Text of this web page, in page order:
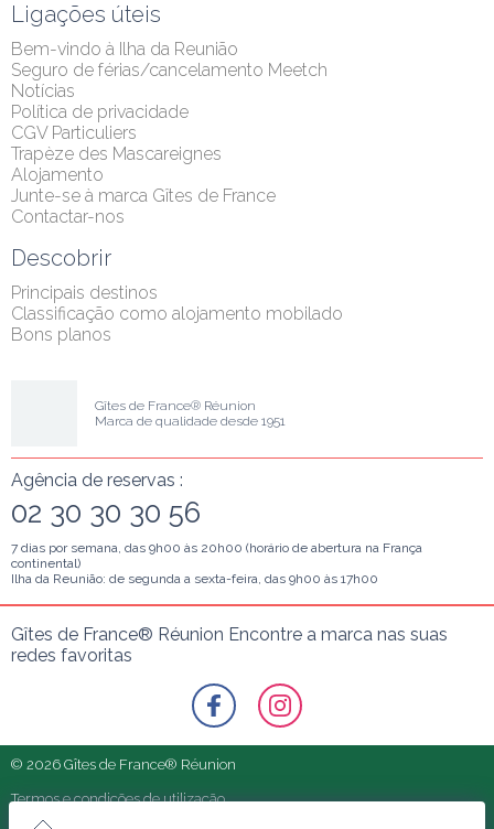
Ligações úteis
Bem-vindo à Ilha da Reunião
Seguro de férias/cancelamento Meetch
Notícias
Política de privacidade
CGV Particuliers
Trapèze des Mascareignes
Alojamento
Junte-se à marca Gîtes de France
Contactar-nos
Descobrir
Principais destinos
Classificação como alojamento mobilado
Bons planos
Gîtes de France® Réunion
Marca de qualidade desde 1951
Agência de reservas :
02 30 30 30 56
7 dias por semana, das 9h00 às 20h00 (horário de abertura na França
continental)
Ilha da Reunião: de segunda a sexta-feira, das 9h00 às 17h00
Gîtes de France® Réunion Encontre a marca nas suas
redes favoritas
© 2026 Gîtes de France® Réunion
Termos e condições de utilização